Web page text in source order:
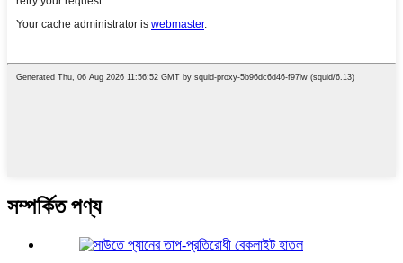
সম্পর্কিত পণ্য